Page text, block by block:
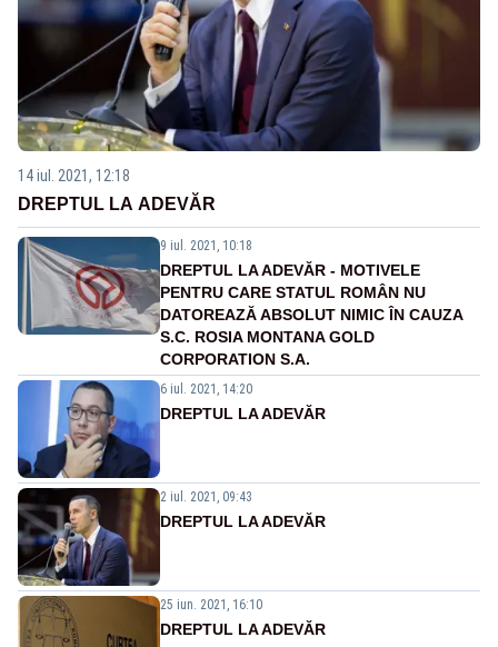
14 iul. 2021, 12:18
DREPTUL LA ADEVĂR
9 iul. 2021, 10:18
DREPTUL LA ADEVĂR - MOTIVELE
PENTRU CARE STATUL ROMÂN NU
DATOREAZĂ ABSOLUT NIMIC ÎN CAUZA
S.C. ROSIA MONTANA GOLD
CORPORATION S.A.
6 iul. 2021, 14:20
DREPTUL LA ADEVĂR
2 iul. 2021, 09:43
DREPTUL LA ADEVĂR
25 iun. 2021, 16:10
DREPTUL LA ADEVĂR